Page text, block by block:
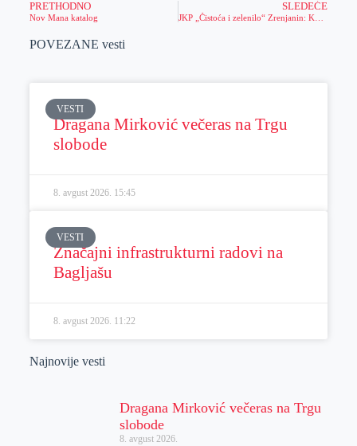
PRETHODNO
Nov Mana katalog
SLEDEĆE
POVEZANE vesti
VESTI
Dragana Mirković večeras na Trgu
slobode
8. avgust 2026. 15:45
VESTI
Značajni infrastrukturni radovi na
Bagljašu
8. avgust 2026. 11:22
Najnovije vesti
Dragana Mirković večeras na Trgu
slobode
8. avgust 2026.